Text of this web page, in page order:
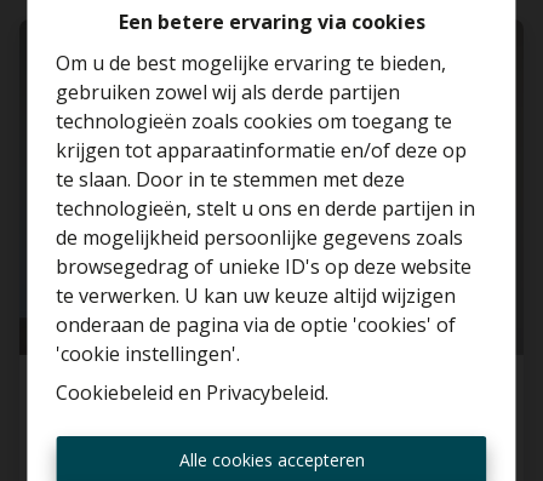
Een betere ervaring via cookies
Om u de best mogelijke ervaring te bieden,
gebruiken zowel wij als derde partijen
technologieën zoals cookies om toegang te
krijgen tot apparaatinformatie en/of deze op
te slaan. Door in te stemmen met deze
technologieën, stelt u ons en derde partijen in
de mogelijkheid persoonlijke gegevens zoals
browsegedrag of unieke ID's op deze website
te verwerken. U kan uw keuze altijd wijzigen
onderaan de pagina via de optie 'cookies' of
'cookie instellingen'.
Cookiebeleid en Privacybeleid.
Alle cookies accepteren
VERHUURD
Nieuwbouw appartement met 2 SLK te
Benieuwd naar de
waarde van je huis?
Gratis schatting
Altijd als eerste op de
hoogte zijn van nieuwe